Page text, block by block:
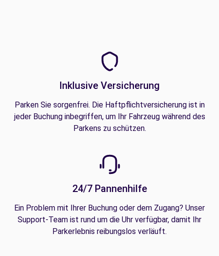
Inklusive Versicherung
Parken Sie sorgenfrei. Die Haftpflichtversicherung ist in
jeder Buchung inbegriffen, um Ihr Fahrzeug während des
Parkens zu schützen.
24/7 Pannenhilfe
Ein Problem mit Ihrer Buchung oder dem Zugang? Unser
Support-Team ist rund um die Uhr verfügbar, damit Ihr
Parkerlebnis reibungslos verläuft.